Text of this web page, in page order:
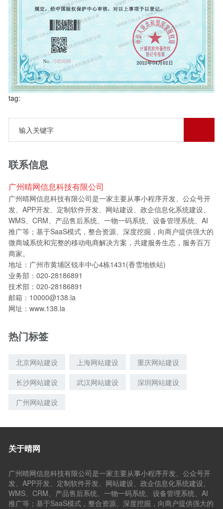
tag:
联系信息
广州晴网信息科技有限公司
广州晴网信息科技有限公司是一家主要从事小程序开发、公众号开
发、APP开发、定制软件开发、网站建设、政企信息化系统建设、
WMS、CRM、产品售后系统、一物一码系统、设备管理系统、AI
推广等；基于SaaS模式，整合资源、深度挖掘，向商户提供强大的
微商城系统和完整的移动电商解决方案，共建服务生态，服务百万
商家。
地址：广州市黄埔区锐丰中心4栋1431(香雪地铁站)
业务部：020-28186891
技术部：020-28186891
邮箱：10000@138.la
网址：www.138.la
热门标签
北京网站建设 上海网站建设
重庆网站建设
长沙网站建设
武汉网站建设
深圳网站建设
广州网站建设
关于晴网
广州晴网信息科技有限公司是一家主要从事小程序开发、公众号开
发、APP开发、定制软件开发、网站建设、政企信息化系统建设、
WMS、CRM、产品售后系统、一物一码系统、设备管理系统、AI
推广等；基于SaaS模式，整合资源、深度挖掘，向商户提供强大的